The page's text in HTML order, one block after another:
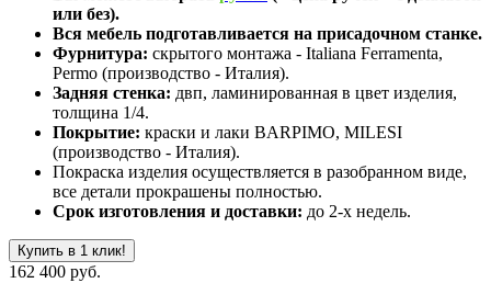
или без).
Вся мебель подготавливается на присадочном станке.
Фурнитура: скрытого монтажа - Italiana Ferramenta,
Permo (производство - Италия).
Задняя стенка: двп, ламинированная в цвет изделия,
толщина 1/4.
Покрытие: краски и лаки BARPIMO, MILESI
(производство - Италия).
Покраска изделия осуществляется в разобранном виде,
все детали прокрашены полностью.
Срок изготовления и доставки: до 2-х недель.
Купить в 1 клик!
162 400 руб.